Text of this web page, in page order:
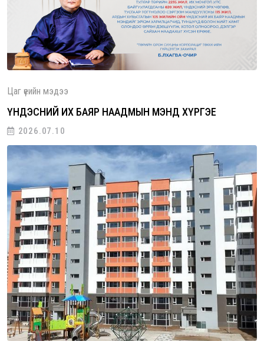
Цаг үеийн мэдээ
ҮНДЭСНИЙ ИХ БАЯР НААДМЫН МЭНД ХҮРГЭЕ
2026.07.10